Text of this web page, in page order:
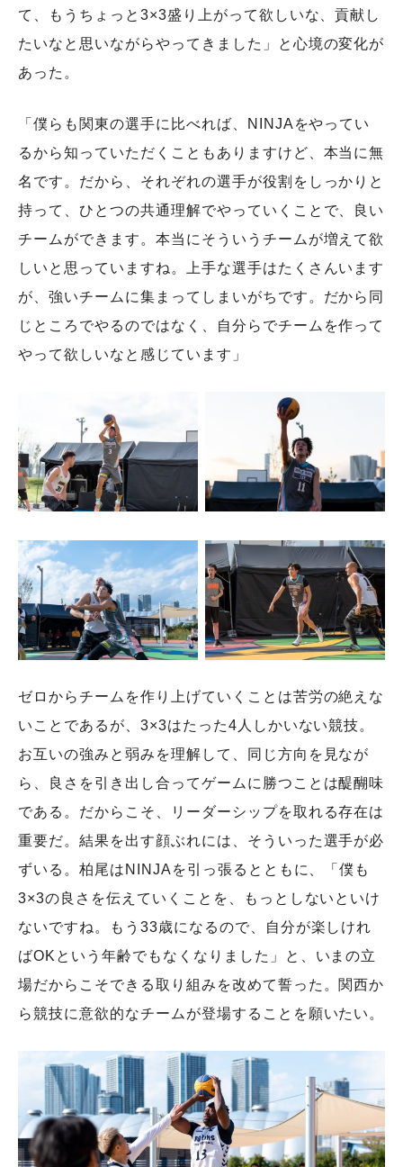
て、もうちょっと3×3盛り上がって欲しいな、貢献し
たいなと思いながらやってきました」と心境の変化が
あった。
「僕らも関東の選手に比べれば、NINJAをやってい
るから知っていただくこともありますけど、本当に無
名です。だから、それぞれの選手が役割をしっかりと
持って、ひとつの共通理解でやっていくことで、良い
チームができます。本当にそういうチームが増えて欲
しいと思っていますね。上手な選手はたくさんいます
が、強いチームに集まってしまいがちです。だから同
じところでやるのではなく、自分らでチームを作って
やって欲しいなと感じています」
ゼロからチームを作り上げていくことは苦労の絶えな
いことであるが、3×3はたった4人しかいない競技。
お互いの強みと弱みを理解して、同じ方向を見なが
ら、良さを引き出し合ってゲームに勝つことは醍醐味
である。だからこそ、リーダーシップを取れる存在は
重要だ。結果を出す顔ぶれには、そういった選手が必
ずいる。柏尾はNINJAを引っ張るとともに、「僕も
3×3の良さを伝えていくことを、もっとしないといけ
ないですね。もう33歳になるので、自分が楽しけれ
ばOKという年齢でもなくなりました」と、いまの立
場だからこそできる取り組みを改めて誓った。関西か
ら競技に意欲的なチームが登場することを願いたい。